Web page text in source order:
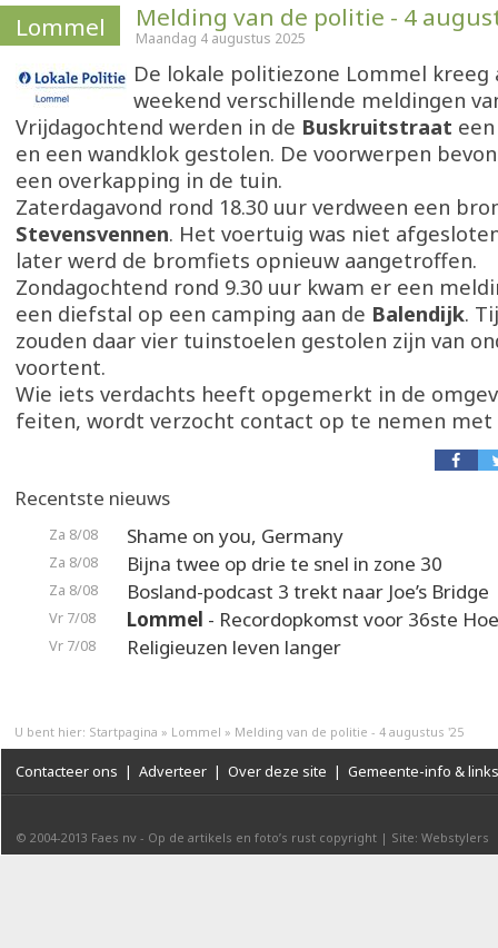
Lommel Melding van de politie - 4
Maandag 4 augustus 2025
De lokale politiezone Lommel kreeg
weekend verschillende meldingen
Vrijdagochtend werden in de Buskruitstraat
en een wandklok gestolen. De voorwerpen
een overkapping in de tuin.
Zaterdagavond rond 18.30 uur verdween een
Stevensvennen. Het voertuig was niet
later werd de bromfiets opnieuw aangetroffen.
Zondagochtend rond 9.30 uur kwam er een
een diefstal op een camping aan de Balendijk.
zouden daar vier tuinstoelen gestolen zijn van
voortent.
Wie iets verdachts heeft opgemerkt in de
feiten, wordt verzocht contact op te nemen
Recentste nieuws
Za 8/08 Shame on you, Germany
Za 8/08 Bijna twee op drie te snel in zone 30
Za 8/08 Bosland-podcast 3 trekt naar Joe’s Bridge
Vr 7/08 Lommel - Recordopkomst voor 36ste
Vr 7/08 Religieuzen leven langer
U bent hier: Startpagina » Lommel » Melding van de politie - 4 augustus '25
Contacteer ons | Adverteer | Over deze site | Gemeente-info & links
© 2004-2013 Faes nv - Op de artikels en foto’s rust copyright | Site: Webstylers